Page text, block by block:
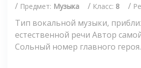
/ Предмет: Музыка / Класс: 8 /
Тип вокальной музыки,
естественной речи Автор
Сольный номер главного